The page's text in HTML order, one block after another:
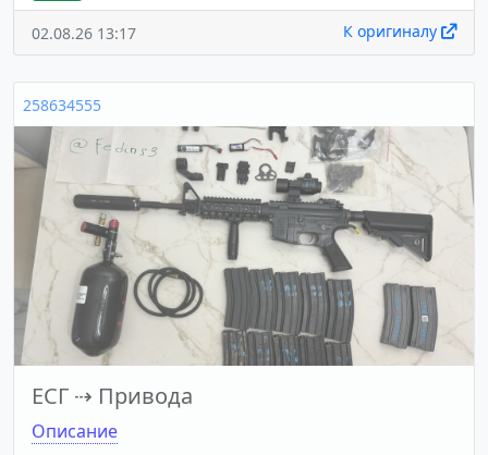
02.08.26 13:17 К оригиналу
258634555
ЕСГ ⇢ Привода
Описание